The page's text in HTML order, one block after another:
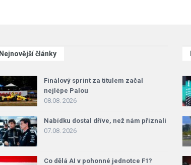
Nejnovější články
Finálový sprint za titulem začal
nejlépe Palou
08.08. 2026
Nabídku dostal dříve, než nám přiznali
07.08. 2026
Co dělá AI v pohonné jednotce F1?